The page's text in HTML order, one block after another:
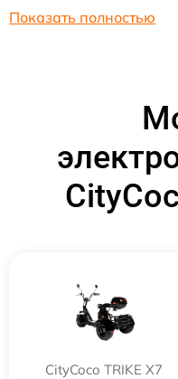
Показать полностью
CityCoco TRIKE X7